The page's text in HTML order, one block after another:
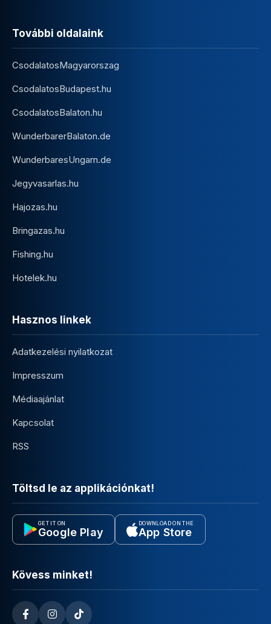
További oldalaink
CsodalatosMagyarorszag
CsodalatosBudapest.hu
CsodalatosBalaton.hu
WunderbarerBalaton.de
WunderbaresUngarn.de
Jegyvasarlas.hu
Hajozas.hu
Bringazas.hu
Fishing.hu
Hotelek.hu
Hasznos linkek
Adatkezelési nyilatkozat
Impresszum
Médiaajánlat
Kapcsolat
RSS
Töltsd le az applikációnkat!
GET IT ON
Google Play
DOWNLOAD ON THE
App Store
Kövess minket!